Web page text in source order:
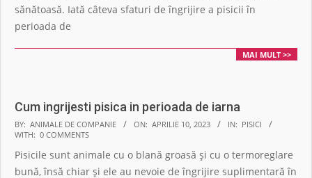
sănătoasă. Iată câteva sfaturi de îngrijire a pisicii în
perioada de
MAI MULT >>
Cum ingrijesti pisica in perioada de iarna
2023-
04-
10
BY: ANIMALE DE COMPANIE ON: APRILIE 10, 2023 IN: PISICI
WITH: 0 COMMENTS
Pisicile sunt animale cu o blană groasă și cu o termoreglare
bună, însă chiar și ele au nevoie de îngrijire suplimentară în